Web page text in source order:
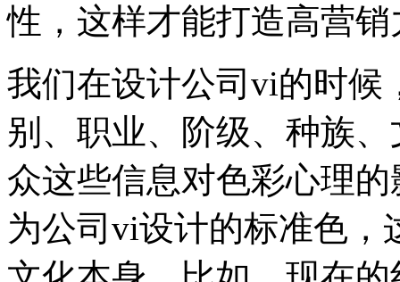
性，这样才能打造高营
我们在设计公司vi的时候
别、职业、阶级、种族
众这些信息对色彩心理
为公司vi设计的标准色，